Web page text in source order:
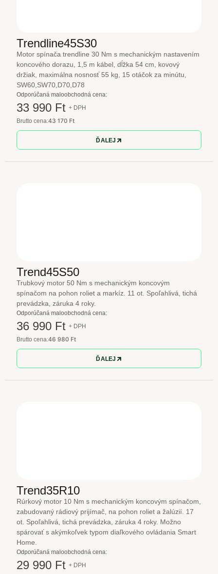
Trendline45S30
Motor spínača trendline 30 Nm s mechanickým nastavením
koncového dorazu, 1,5 m kábel, dĺžka 54 cm, kovový
držiak, maximálna nosnosť 55 kg, 15 otáčok za minútu,
SW60,SW70,D70,D78
Odporúčaná maloobchodná cena:
33 990 Ft + DPH
Brutto cena:43 170 Ft
ĎALEJ
Trend45S50
Trubkový motor 50 Nm s mechanickým koncovým
spínačom na pohon roliet a markíz. 11 ot. Spoľahlivá, tichá
prevádzka, záruka 4 roky.
Odporúčaná maloobchodná cena:
36 990 Ft + DPH
Brutto cena:46 980 Ft
ĎALEJ
Trend35R10
Rúrkový motor 10 Nm s mechanickým koncovým spínačom,
zabudovaný rádiový prijímač, na pohon roliet a žalúzií. 17
ot. Spoľahlivá, tichá prevádzka, záruka 4 roky. Možno
spárovať s akýmkoľvek typom diaľkového ovládania Smart
Home.
Odporúčaná maloobchodná cena:
29 990 Ft + DPH